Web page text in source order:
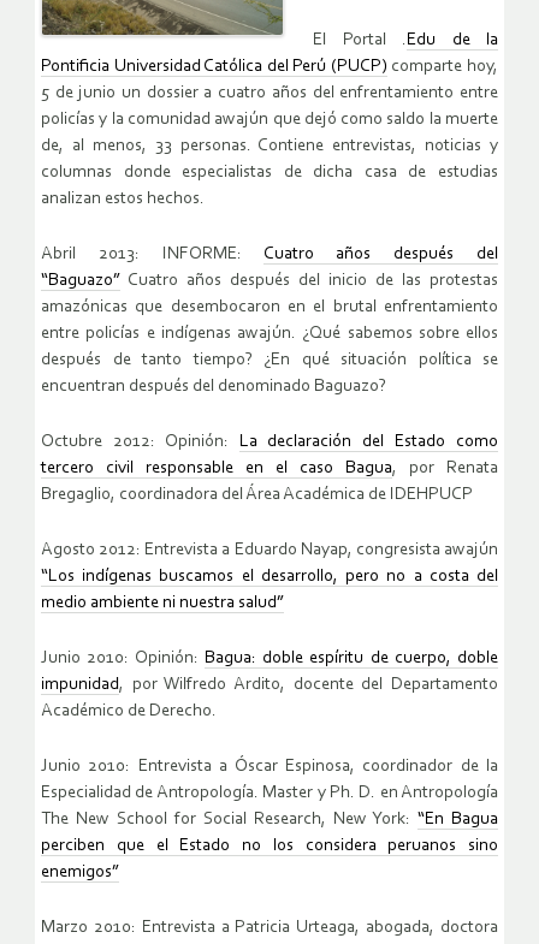
El Portal . Edu de la
Pontificia Universidad Católica del Perú (PUCP) comparte hoy,
5 de junio un dossier a cuatro años del enfrentamiento entre
policías y la comunidad awajún que dejó como saldo la muerte
de, al menos, 33 personas. Contiene entrevistas, noticias y
columnas donde especialistas de dicha casa de estudias
analizan estos hechos.
Abril 2013: INFORME: Cuatro años después del
“Baguazo” Cuatro años después del inicio de las protestas
amazónicas que desembocaron en el brutal enfrentamiento
entre policías e indígenas awajún. ¿Qué sabemos sobre ellos
después de tanto tiempo? ¿En qué situación política se
encuentran después del denominado Baguazo?
Octubre 2012: Opinión: La declaración del Estado como
tercero civil responsable en el caso Bagua, por Renata
Bregaglio, coordinadora del Área Académica de IDEHPUCP
Agosto 2012: Entrevista a Eduardo Nayap, congresista awajún
“Los indígenas buscamos el desarrollo, pero no a costa del
medio ambiente ni nuestra salud”
Junio 2010: Opinión: Bagua: doble espíritu de cuerpo, doble
impunidad, por Wilfredo Ardito, docente del Departamento
Académico de Derecho.
Junio 2010: Entrevista a Óscar Espinosa, coordinador de la
Especialidad de Antropología. Master y Ph. D. en Antropología
The New School for Social Research, New York: “En Bagua
perciben que el Estado no los considera peruanos sino
enemigos”
Marzo 2010: Entrevista a Patricia Urteaga, abogada, doctora